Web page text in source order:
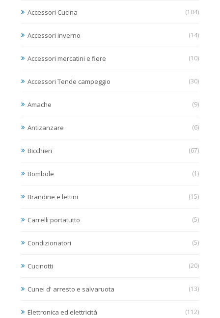
Accessori Cucina (104)
Accessori inverno (14)
Accessori mercatini e fiere (10)
Accessori Tende campeggio (30)
Amache (9)
Antizanzare (6)
Bicchieri (67)
Bombole (1)
Brandine e lettini (15)
Carrelli portatutto (5)
Condizionatori (5)
Cucinotti (20)
Cunei d' arresto e salvaruota (13)
Elettronica ed elettricità (112)